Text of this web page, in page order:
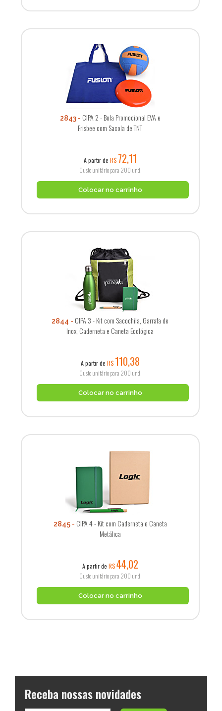
2843
CIPA 2 - Bola Promocional EVA e
Frisbee com Sacola de TNT
A partir de R$ 72,11
Custo unitário para 200 und.
Colocar no carrinho
2844
CIPA 3 - Kit com Sacochila, Garrafa de
Inox, Caderneta e Caneta Ecológica
A partir de R$ 110,38
Custo unitário para 200 und.
Colocar no carrinho
2845
CIPA 4 - Kit com Caderneta e Caneta
Metálica
A partir de R$44,02
Custo unitário para 200 und.
Colocar no carrinho
Receba nossas novidades